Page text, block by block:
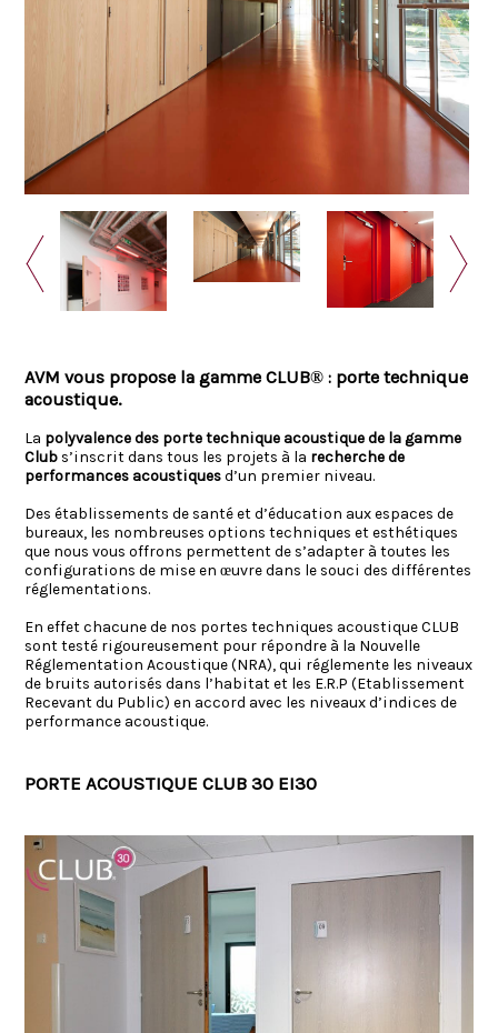
AVM vous propose la gamme CLUB® : porte technique
acoustique.
La polyvalence des porte technique acoustique de la gamme
Club s’inscrit dans tous les projets à la recherche de
performances acoustiquesd’un premier niveau.
Des établissements de santé et d’éducation aux espaces de
bureaux, les nombreuses options techniques et esthétiques
que nous vous offrons permettent de s’adapter à toutes les
configurations de mise en œuvre dans le souci des différentes
réglementations.
En effet chacune de nos portes techniques acoustique CLUB
sont testé rigoureusement pour répondre à la Nouvelle
Réglementation Acoustique (NRA), qui réglemente les niveaux
de bruits autorisés dans l’habitat et les E.R.P (Etablissement
Recevant du Public) en accord avec les niveaux d’indices de
performance acoustique.
PORTE ACOUSTIQUE CLUB 30 EI30